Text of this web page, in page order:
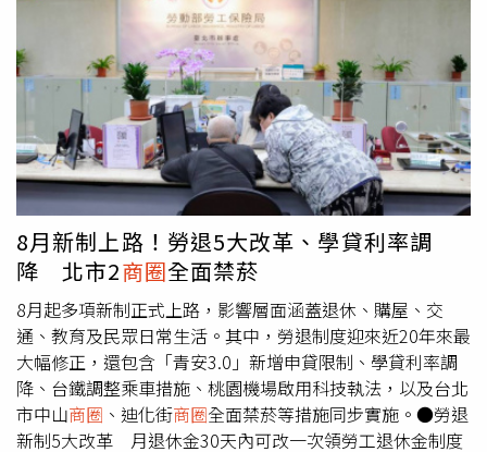
然的日常。」陽信銀行堅持保留實體分行的專人服務，希望
讓每一位客戶都能找到值得信賴的金融夥伴。（圖／黃耀徵
攝）金融服務，最後仍須回到「人」金融科技讓貸款流程愈
來愈快速，線上申辦、數位審核已成為趨勢。但科技可以縮
短等待時間，卻無法取代人與人之間建立的信任。陽信銀行
近年也持續推動數位金融，但仍堅持同時保留實體分行的專
人服務，希望讓效率與溫度並存，也讓每一位客戶在面對人
生重要決定時，都能找到值得信賴的金融夥伴。張經理認
為，真正有價值的金融服務，不是把貸款做出去，而是幫助
客戶找到最適合自己的財務安排。「每家銀行的車貸利率都
差距不大，但每一筆貸款的背後，卻都有不同的人生故事；
而銀行存在的價值，就是陪伴這些故事，走得更長、更
遠。」從地方金融機構起步，到建立遍布全台的服務網絡，
陽信銀行始終沒有改變的，是對人的重視。因為一輛車，承
載的不只是移動。一筆車貸，承載的也不只是資金。它承載
的，是一家人的生活、一位創業者的夢想、一段人生即將展
開的新旅程。陽信銀行希望陪伴的，不只是那輛車，更是車
控制槓桿、降低投機及維持金融穩定為主。在資金條件不再
全面寬鬆的市場中，建商即使推出青安相關方案，也不能取
代銀行審核，更不能保證買方取得最高額度。青安3.0帶來
的真正改變，或許不是讓房價突然變便宜，而是促使市場重
新思考：如何提供符合自住家庭所得、總價與現金流的產
品。房市FAQQ1：青安3.0與建商有直接關係嗎？沒有。青
安3.0是由公股銀行辦理的政策性房貸；建商可以依政策方
向推出相關購屋方案，但不能代表銀行承諾核貸。Q2：建
商推出均一價就是降價嗎？不一定。仍須比較不同戶別的坪
數、樓層、朝向、車位與總價，並查閱實價登錄。Q3：符
合青安3.0資格就一定可以貸到最高額度嗎？不一定。實際
額度仍由銀行依收入、信用、負債、還款能力及房屋鑑價決
定。Q4：低首付方案最大的風險是什麼？初期付款較少，
但剩餘自備款可能集中在工程期或交屋前，買方須確認完整
付款表。Q5：現在是否適合因優惠方案買房？應先確認自
住需求、家庭現金流及長期還款能力，不宜只因限時優惠倉
促簽約。Q6：青安3.0會讓房價上漲嗎？政策可能支撐符合
追思，在三多路、凱旋路、一心路，在我們的心裡，「我們
會一直記得」，所以記取教訓，努力守護這座城市。他提
到，如今政府成立管線安全辦公室（OPS），365天、24小
時全天候監控，結合AI科技與3D管線圖資，強化管線的偵
測、通報與災害應變。推動石化管線遷移，減少125公里工
業管線讓99個里不再有工業管線經過，目標降低超過43萬
人的潛在風險。陪伴傷者與家屬的災後照顧與重建，至今已
執行62項計畫，9項長期計畫持續進行中。陳其邁提到，烙
印與傷痕會結痂，記憶的痛與疼會酸澀，高雄會越來越勇
敢。AI產業生態系成長茁壯，演唱會與
商圈夜市熱鬧繁華，
輕軌、捷運、渡輪、公車讓外出更便利。「因為相信高雄，
一直把高雄放在心裡，因為記得，更加珍惜每一個平安的日
常，因為走過傷痛，更明白守護彼此的力量。」陳其邁強
調，12年過去，不管自己是什麼身分，都和市民一樣，永遠
都是高雄人，高雄會更團結、更勇敢，繼續往前，願逝者安
息、傷者平安、家屬珍重。
8月新制上路！勞退5大改革、學貸利率調
降 北市2商圈全面禁菸
8月起多項新制正式上路，影響層面涵蓋退休、購屋、交
通、教育及民眾日常生活。其中，勞退制度迎來近20年來最
大幅修正，還包含「青安3.0」新增申貸限制、學貸利率調
降、台鐵調整乘車措施、桃園機場啟用科技執法，以及台北
市中山商圈 、迪化街商圈全面禁菸等措施同步實施。●勞退
新制5大改革 月退休金30天內可改一次領勞工退休金制度